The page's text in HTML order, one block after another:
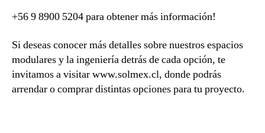
+56 9 8900 5204 para obtener más información!
Si deseas conocer más detalles sobre nuestros espacios
modulares y la ingeniería detrás de cada opción, te
invitamos a visitar www.solmex.cl, donde podrás
arrendar o comprar distintas opciones para tu proyecto.